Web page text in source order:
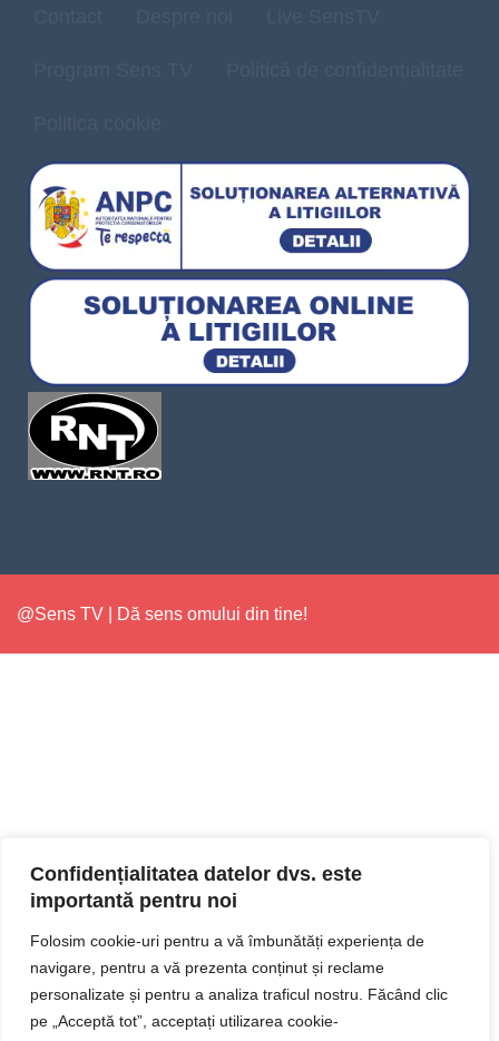
Confidențialitatea datelor dvs. este
importantă pentru noi
Folosim cookie-uri pentru a vă îmbunătăți experiența de
navigare, pentru a vă prezenta conținut și reclame
personalizate și pentru a analiza traficul nostru. Făcând clic
pe „Acceptă tot”, acceptați utilizarea cookie-
@Sens TV | Dă sens omului din tine!